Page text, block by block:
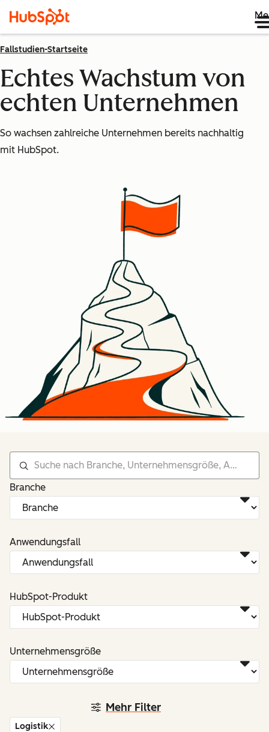
Fallstudien-Startseite
Echtes Wachstum von
echten Unternehmen
So wachsen zahlreiche Unternehmen bereits nachhaltig
mit HubSpot.
Mehr Filter
Branche
Anwendungsfall
HubSpot-Produkt
Unternehmensgröße
Logistik